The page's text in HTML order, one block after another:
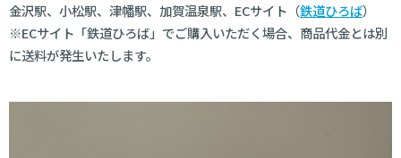
金沢駅、小松駅、津幡駅、加賀温泉駅、ECサイト（鉄道ひろば）
※ECサイト「鉄道ひろば」でご購入いただく場合、商品代金とは別
に送料が発生いたします。